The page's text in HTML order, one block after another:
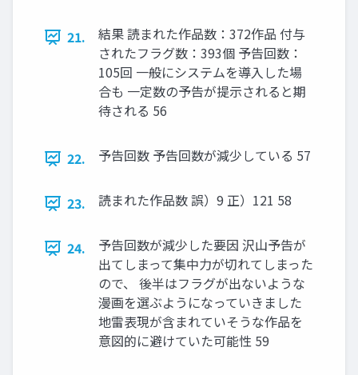
21.
結果 読まれた作品数：372作品 付与
されたフラグ数：393個 予告回数：
105回 一般にシステムを導入した場
合も 一定数の予告が提示されると期
待される 56
22. 予告回数 予告回数が減少している 57
23. 読まれた作品数 誤）9 正）121 58
24.
予告回数が減少した要因 沢山予告が
出てしまって集中力が切れてしまった
ので、 後半はフラグが出ないような
漫画を選ぶようになっていきました
地雷表現が含まれていそうな作品を
意図的に避けていた可能性 59